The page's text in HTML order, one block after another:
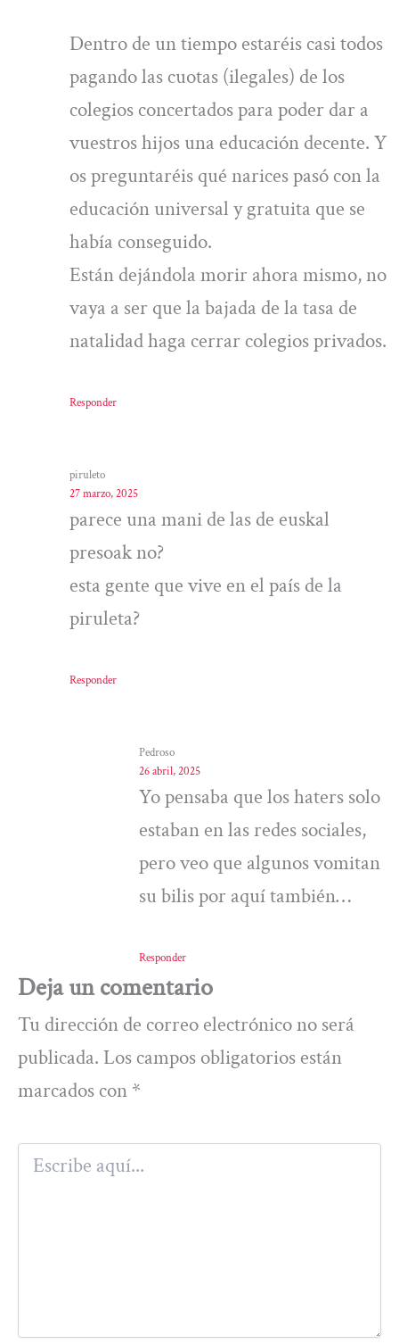
Dentro de un tiempo estaréis casi todos
pagando las cuotas (ilegales) de los
colegios concertados para poder dar a
vuestros hijos una educación decente. Y
os preguntaréis qué narices pasó con la
educación universal y gratuita que se
había conseguido.
Están dejándola morir ahora mismo, no
vaya a ser que la bajada de la tasa de
natalidad haga cerrar colegios privados.
Responder
piruleto
27 marzo, 2025
parece una mani de las de euskal
presoak no?
esta gente que vive en el país de la
piruleta?
Responder
Pedroso
26 abril, 2025
Yo pensaba que los haters solo
estaban en las redes sociales,
pero veo que algunos vomitan
su bilis por aquí también…
Responder
Deja un comentario
Tu dirección de correo electrónico no será
publicada. Los campos obligatorios están
marcados con *
Escribe
aquí...